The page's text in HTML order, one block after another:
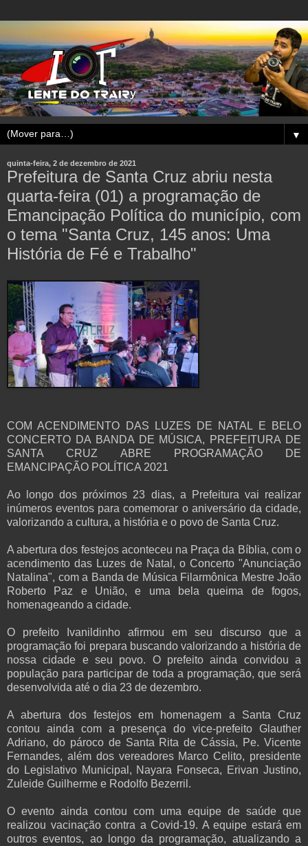
▼
quinta-feira, 2 de dezembro de 2021
Prefeitura de Santa Cruz abriu nesta
quarta-feira (01) a programação de
Emancipação Política do município, com
o tema "Santa Cruz, 145 anos: Uma
História de Fé e Trabalho"
COM ACENDIMENTO DAS LUZES DE NATAL E BELO
CONCERTO DA BANDA DE MÚSICA, PREFEITURA DE
SANTA CRUZ ABRE PROGRAMAÇÃO DE
EMANCIPAÇÃO POLÍTICA 2021
Ao longo dos próximos 23 dias, a Prefeitura vai realizar
inúmeros eventos para comemorar o aniversário da cidade,
valorizando a cultura, a história e o povo de Santa Cruz.
A abertura dos festejos aconteceu na Praça da Bíblia, com o
acendimento das Luzes de Natal, o Concerto "Anunciação
Natalina", com a Banda de Música Filarmônica Mestre João
Roberto Paz e União, e uma bela queima de fogos,
homenageando a cidade.
O prefeito Ivanildinho afirmou em seu discurso que a
programação foi prepara buscando valorizando a história de
nossa cidade e seu povo. O prefeito ainda convidou a
população para participar de toda a programação, que será
desenvolvida até o dia 23 de dezembro.
A abertura dos festejos em homenagem a Santa Cruz
contou ainda com a presença do vice-prefeito Glauther
Adriano, do pároco de Santa Rita de Cássia, Pe. Vicente
Fernandes, além dos vereadores Marco Celito, presidente
do Legislativo Municipal, Nayara Fonseca, Erivan Justino,
Zuleide Guilherme e Rodolfo Bezerril.
O evento ainda contou com uma equipe de saúde que
realizou vacinação contra a Covid-19. A equipe estará em
outros eventos, ao longo da programação, atualizando a